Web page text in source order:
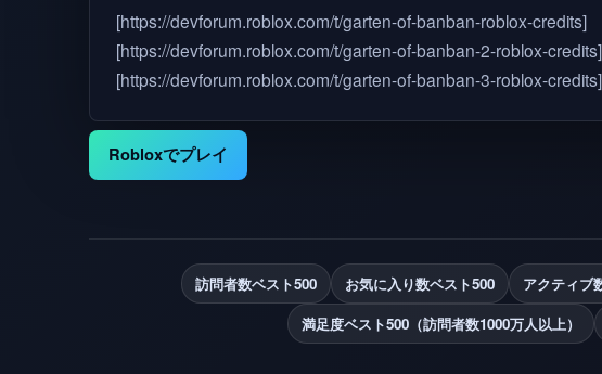
[https://devforum.roblox.com/t/garten-of-banban-roblox-credits]
[https://devforum.roblox.com/t/garten-of-banban-2-roblox-credits]
[https://devforum.roblox.com/t/garten-of-banban-3-roblox-credits]
Robloxでプレイ
訪問者数ベスト500 お気に入り数ベスト500 アクティブ
満足度ベスト500（訪問者数1000万人以上）